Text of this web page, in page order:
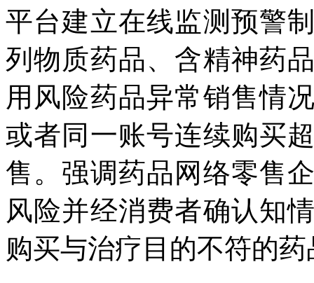
平台建立在线监测预警
列物质药品、含精神药
用风险药品异常销售情
或者同一账号连续购买
售。强调药品网络零售
风险并经消费者确认知
购买与治疗目的不符的药